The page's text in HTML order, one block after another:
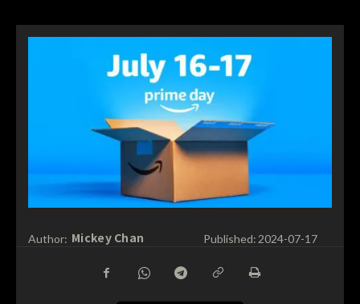
Author: Mickey Chan Published: 2024-07-17